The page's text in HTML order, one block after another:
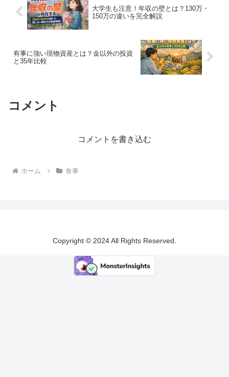
大学生も注意！年収の壁とは？130万・
150万の違いを完全解説
有事に強い現物資産とは？金以外の投資
と35年比較
コメント
コメントを書き込む
ホーム 食事
Copyright © 2024 All Rights Reserved.